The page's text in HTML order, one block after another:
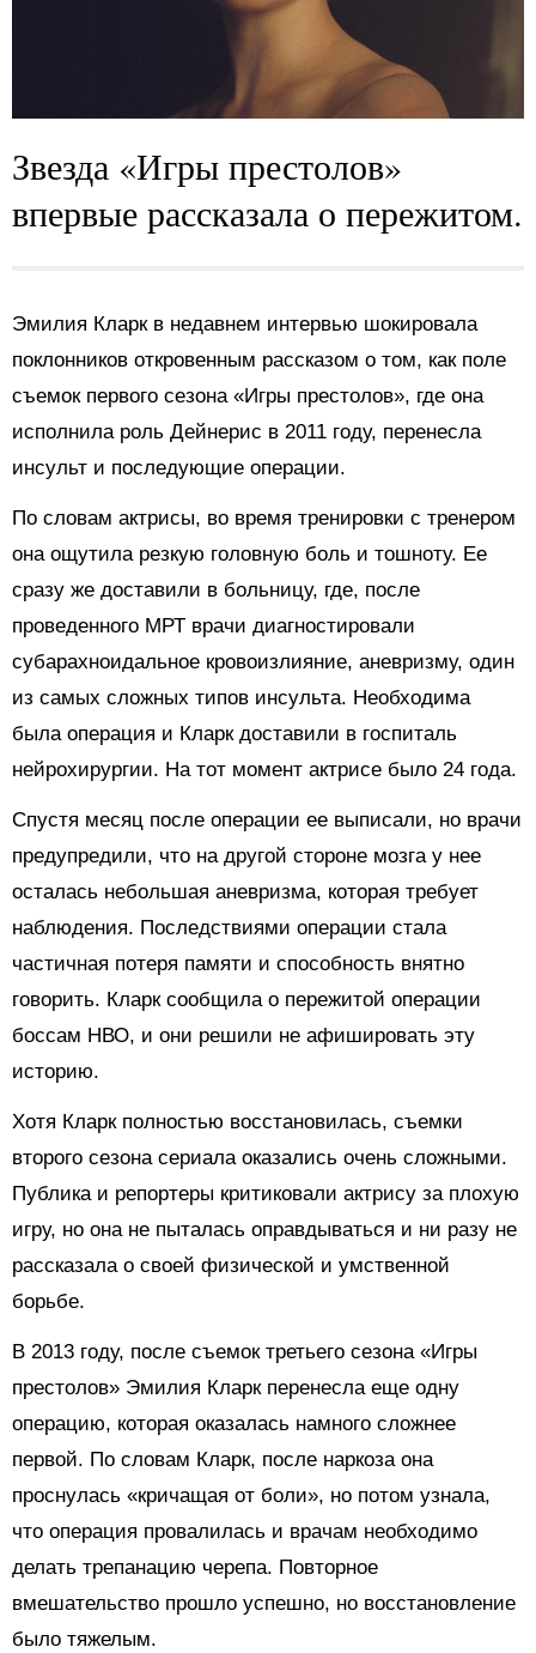
Звезда «Игры престолов»
впервые рассказала о пережитом.
Эмилия Кларк в недавнем интервью шокировала
поклонников откровенным рассказом о том, как поле
съемок первого сезона «Игры престолов», где она
исполнила роль Дейнерис в 2011 году, перенесла
инсульт и последующие операции.
По словам актрисы, во время тренировки с тренером
она ощутила резкую головную боль и тошноту. Ее
сразу же доставили в больницу, где, после
проведенного МРТ врачи диагностировали
субарахноидальное кровоизлияние, аневризму, один
из самых сложных типов инсульта. Необходима
была операция и Кларк доставили в госпиталь
нейрохирургии. На тот момент актрисе было 24 года.
Спустя месяц после операции ее выписали, но врачи
предупредили, что на другой стороне мозга у нее
осталась небольшая аневризма, которая требует
наблюдения. Последствиями операции стала
частичная потеря памяти и способность внятно
говорить. Кларк сообщила о пережитой операции
боссам НВО, и они решили не афишировать эту
историю.
Хотя Кларк полностью восстановилась, съемки
второго сезона сериала оказались очень сложными.
Публика и репортеры критиковали актрису за плохую
игру, но она не пыталась оправдываться и ни разу не
рассказала о своей физической и умственной
борьбе.
В 2013 году, после съемок третьего сезона «Игры
престолов» Эмилия Кларк перенесла еще одну
операцию, которая оказалась намного сложнее
первой. По словам Кларк, после наркоза она
проснулась «кричащая от боли», но потом узнала,
что операция провалилась и врачам необходимо
делать трепанацию черепа. Повторное
вмешательство прошло успешно, но восстановление
было тяжелым.